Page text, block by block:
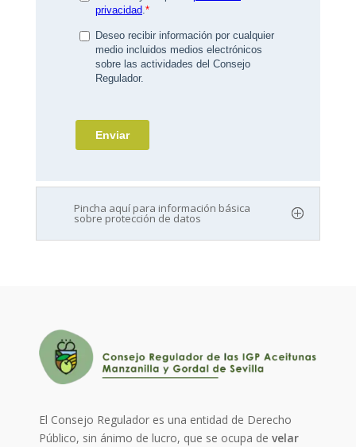
Pincha aquí para información básica
sobre protección de datos
El Consejo Regulador es una entidad de Derecho
Público, sin ánimo de lucro, que se ocupa develar